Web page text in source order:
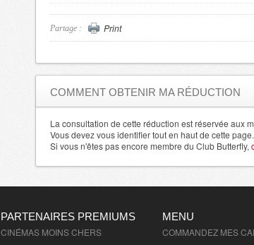
Partage : Print
COMMENT OBTENIR MA RÉDUCTION
La consultation de cette réduction est réservée aux
Vous devez vous identifier tout en haut de cette page.
Si vous n'êtes pas encore membre du Club Butterfly,
PARTENAIRES PREMIUMS
CINÉMAS MOINS CHERS
MENU
COMMANDEZ MES